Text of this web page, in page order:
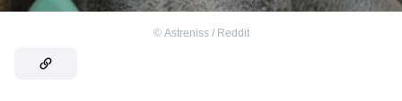
© Astreniss / Reddit